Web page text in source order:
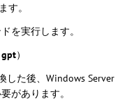
す。
を実行します。
gpt）
した後、Windows Server
があります。